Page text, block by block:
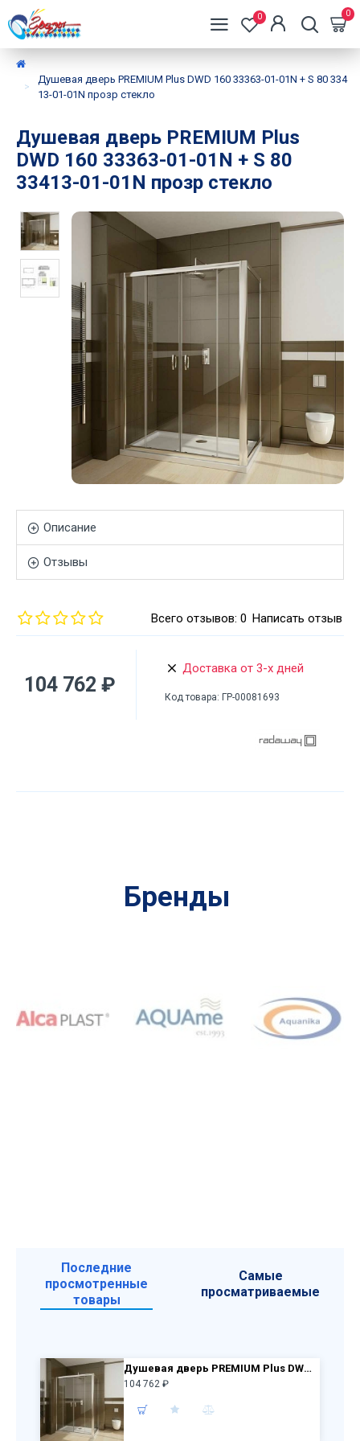
0 0
Душевая дверь PREMIUM Plus DWD 160 33363-01-01N + S 80 334
13-01-01N прозр стекло
Душевая дверь PREMIUM Plus
DWD 160 33363-01-01N + S 80
33413-01-01N прозр стекло
Описание
Отзывы
Всего отзывов: 0 Написать отзыв
104 762 ₽
Доставка от 3-х дней
Код товара: ГР-00081693
Бренды
Последние
просмотренные
товары
Самые
просматриваемые
Душевая дверь PREMIUM Plus DWD 160 33363-01-01N + S 80 33413-01-01N прозр стекло
104 762 ₽